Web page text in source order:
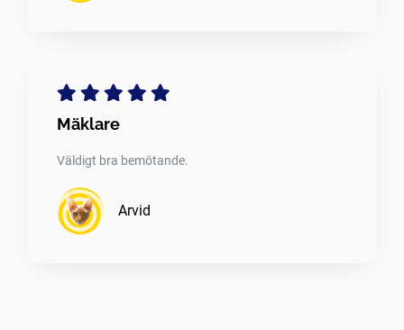
Mäklare
Väldigt bra bemötande.
Arvid